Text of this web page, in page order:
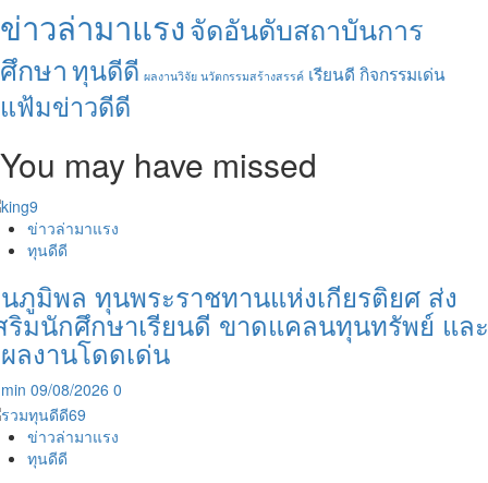
ข่าวล่ามาแรงจัดอันดับสถาบันการ
ศึกษาทุนดีดี ผลงานวิจัย นวัตกรรมสร้างสรรค์ เรียนดี กิจกรรมเด่น
แฟ้มข่าวดีดี
You may have missed
ข่าวล่ามาแรง
ทุนดีดี
ภูมิพล ทุนพระราชทานแห่งเกียรติยศ ส่ง
ริมนักศึกษาเรียนดี ขาดแคลนทุนทรัพย์ และ
ลงานโดดเด่น
09/08/2026 0
ข่าวล่ามาแรง
ทุนดีดี